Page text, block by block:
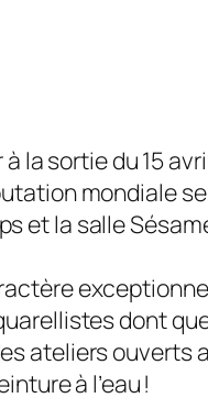
la sortie du 15
mondiale
et la salle
dont
ateliers ouverts
à l’eau !